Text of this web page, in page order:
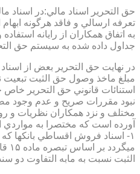
حق التحرير اسناد مالي:در اسناد
تعرفه ارسالي و فاقد هرگونه
به اتفاق همكاران از رايانه
جداول داده شده به سيستم حق
در نهايت حق التحرير بعض از
مبلغ ماخذ وصول حق الثبت تبعيت
استنائات قانوني حق التحرير
نبود مقررات صريح و عدم وجود
مختلف و نزد همكاران نظريات و
آورده است كه مختصرا به مواردي
۱- اسناد فروش اقساطي بانكها
الثبت نسبت به مابه التفاوت دو